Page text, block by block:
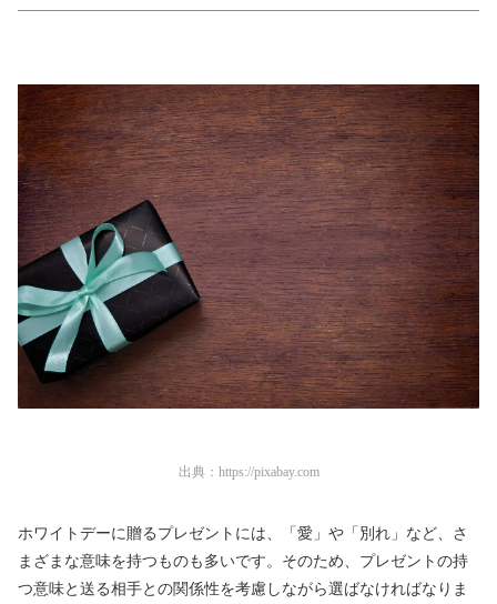
出典： https://pixabay.com
ホワイトデーに贈るプレゼントには、「愛」や「別れ」など、さ
まざまな意味を持つものも多いです。そのため、プレゼントの持
つ意味と送る相手との関係性を考慮しながら選ばなければなりま